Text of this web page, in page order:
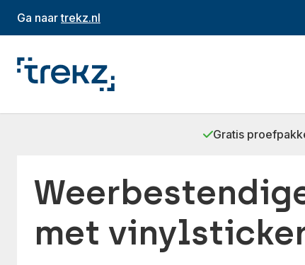
Ga naartrekz.nl
Gratis
met